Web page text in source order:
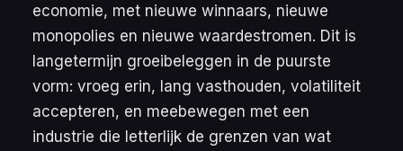
economie, met nieuwe winnaars, nieuwe
monopolies en nieuwe waardestromen. Dit is
langetermijn groeibeleggen in de puurste
vorm: vroeg erin, lang vasthouden, volatiliteit
accepteren, en meebewegen met een
industrie die letterlijk de grenzen van wat